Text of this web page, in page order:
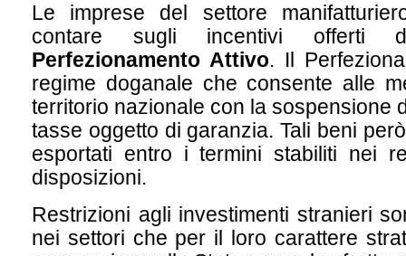
Le imprese del settore
contare sugli incentivi
Perfezionamento Attivo. Il
regime doganale che consente alle
territorio nazionale con la sospensione
tasse oggetto di garanzia. Tali beni
esportati entro i termini stabiliti nei
disposizioni.
Restrizioni agli investimenti stranieri
nei settori che per il loro carattere